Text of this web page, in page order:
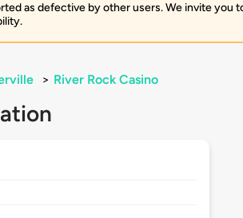
as defective by other users. We invite
> River Rock Casino